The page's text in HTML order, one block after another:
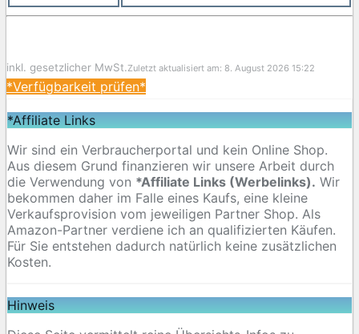
inkl. gesetzlicher MwSt.Zuletzt aktualisiert am: 8. August 2026 15:22
*Verfügbarkeit prüfen*
*Affiliate Links
Wir sind ein Verbraucherportal und kein Online Shop.
Aus diesem Grund finanzieren wir unsere Arbeit durch
die Verwendung von *Affiliate Links (Werbelinks). Wir
bekommen daher im Falle eines Kaufs, eine kleine
Verkaufsprovision vom jeweiligen Partner Shop. Als
Amazon-Partner verdiene ich an qualifizierten Käufen.
Für Sie entstehen dadurch natürlich keine zusätzlichen
Kosten.
Hinweis